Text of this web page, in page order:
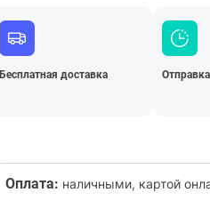
Бесплатная доставка
Оплата: наличными, картой